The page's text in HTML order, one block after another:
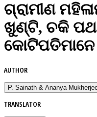
ଗ୍ରାମୀଣ
ଖୁଣ୍ଟି, ଚକି
କୋଟିପତିମାନେ
AUTHOR
P. Sainath & Ananya
TRANSLATOR